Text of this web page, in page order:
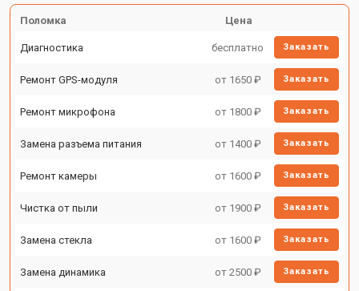
Поломка Цена
Диагностика бесплатно Заказать
Ремонт GPS-модуля от 1650 ₽ Заказать
Ремонт микрофона от 1800 ₽ Заказать
Замена разъема питания от 1400 ₽ Заказать
Ремонт камеры от 1600 ₽ Заказать
Чистка от пыли от 1900 ₽ Заказать
Замена стекла от 1600 ₽ Заказать
Замена динамика от 2500 ₽ Заказать